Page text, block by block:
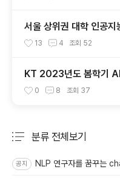
서울 상위권 대학 인공
후기 석사 지원 목표)
13 4 조회 52
KT 2023년도 봄학기
모집 서류 합격 및 코딩
0 8 조회 37
분류 전체보기
공지 NLP 연구자를 꿈꾸는